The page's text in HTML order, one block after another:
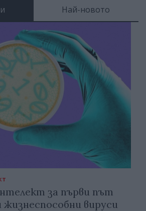
Най-новото
за първи път
жизнеспособни вируси